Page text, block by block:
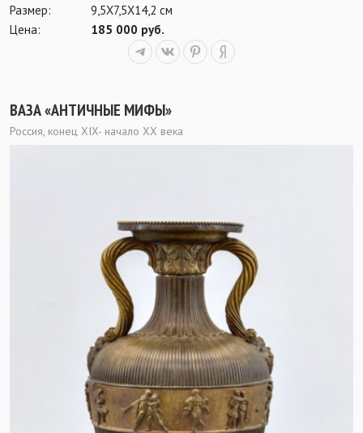
Размер:
9,5Х7,5Х14,2 см
Цена:
185 000 руб.
ВАЗА «АНТИЧНЫЕ МИФЫ»
Россия, конец XIX- начало ХХ века